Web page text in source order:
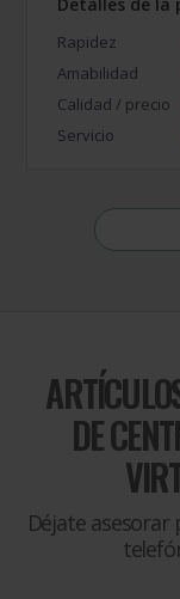
Rapidez
Amabilidad
Calidad / precio
Servicio
DE
Déjate